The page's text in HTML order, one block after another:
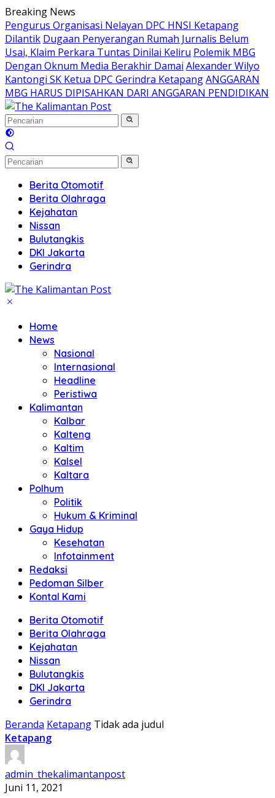
Langsung
ke
konten
Breaking News
Pengurus Organisasi Nelayan DPC HNSI Ketapang
Dilantik Dugaan Penyerangan Rumah Jurnalis Belum
Usai, Klaim Perkara Tuntas Dinilai Keliru Polemik MBG
Dengan Oknum Media Berakhir Damai Alexander Wilyo
Kantongi SK Ketua DPC Gerindra KetapangANGGARAN
MBG HARUS DIPISAHKAN DARI ANGGARAN PENDIDIKAN
Berita Otomotif
Berita Olahraga
Kejahatan
Nissan
Bulutangkis
DKI Jakarta
Gerindra
Home
News
Nasional
Internasional
Headline
Peristiwa
Kalimantan
Kalbar
Kalteng
Kaltim
Kalsel
Kaltara
Polhum
Politik
Hukum & Kriminal
Gaya Hidup
Kesehatan
Infotainment
Redaksi
Pedoman Silber
Kontal Kami
Berita Otomotif
Berita Olahraga
Kejahatan
Nissan
Bulutangkis
DKI Jakarta
Gerindra
Beranda Ketapang Tidak ada judul
Ketapang
admin_thekalimantanpost
Juni 11, 2021